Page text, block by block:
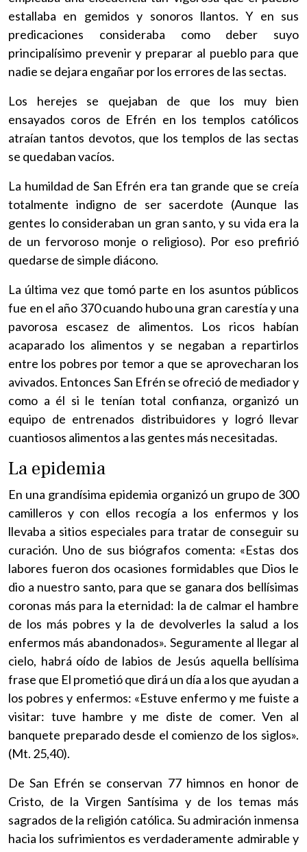
estallaba en gemidos y sonoros llantos. Y en sus
predicaciones consideraba como deber suyo
principalísimo prevenir y preparar al pueblo para que
nadie se dejara engañar por los errores de las sectas.
Los herejes se quejaban de que los muy bien
ensayados coros de Efrén en los templos católicos
atraían tantos devotos, que los templos de las sectas
se quedaban vacíos.
La humildad de San Efrén era tan grande que se creía
totalmente indigno de ser sacerdote (Aunque las
gentes lo consideraban un gran santo, y su vida era la
de un fervoroso monje o religioso). Por eso prefirió
quedarse de simple diácono.
La última vez que tomó parte en los asuntos públicos
fue en el año 370 cuando hubo una gran carestía y una
pavorosa escasez de alimentos. Los ricos habían
acaparado los alimentos y se negaban a repartirlos
entre los pobres por temor a que se aprovecharan los
avivados. Entonces San Efrén se ofreció de mediador y
como a él si le tenían total confianza, organizó un
equipo de entrenados distribuidores y logró llevar
cuantiosos alimentos a las gentes más necesitadas.
La epidemia
En una grandísima epidemia organizó un grupo de 300
camilleros y con ellos recogía a los enfermos y los
llevaba a sitios especiales para tratar de conseguir su
curación. Uno de sus biógrafos comenta: «Estas dos
labores fueron dos ocasiones formidables que Dios le
dio a nuestro santo, para que se ganara dos bellísimas
coronas más para la eternidad: la de calmar el hambre
de los más pobres y la de devolverles la salud a los
enfermos más abandonados». Seguramente al llegar al
cielo, habrá oído de labios de Jesús aquella bellísima
frase que El prometió que dirá un día a los que ayudan a
los pobres y enfermos: «Estuve enfermo y me fuiste a
visitar: tuve hambre y me diste de comer. Ven al
banquete preparado desde el comienzo de los siglos».
(Mt. 25,40).
De San Efrén se conservan 77 himnos en honor de
Cristo, de la Virgen Santísima y de los temas más
sagrados de la religión católica. Su admiración inmensa
hacia los sufrimientos es verdaderamente admirable y